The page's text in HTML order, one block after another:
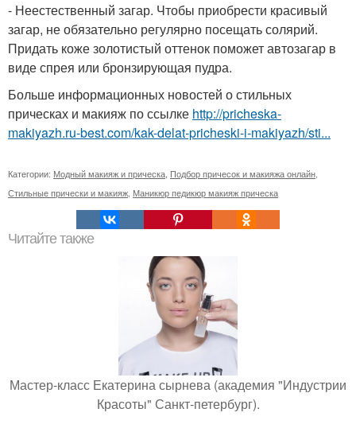
- Неестественный загар. Чтобы приобрести красивый
загар, не обязательно регулярно посещать солярий.
Придать коже золотистый оттенок поможет автозагар в
виде спрея или бронзирующая пудра.
Больше информационных новостей о стильных
прическах и макияж по ссылке http://pricheska-
makiyazh.ru-best.com/kak-delat-pricheski-i-makiyazh/sti...
Категории: Модный макияж и прическа Подбор причесок и макияжа онлайн
Стильные прически и макияж Маникюр педикюр макияж прическа
Читайте также
Мастер-класс Екатерина сырнева (академия "Индустрии
Красоты" Санкт-петербург).